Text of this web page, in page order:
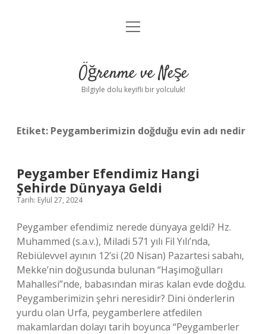
Anasayfa
Yasal Uyarı
menüyü
Öğrenme ve Neşe
Bilgiyle dolu keyifli bir yolculuk!
Etiket: Peygamberimizin doğduğu evin adı nedir
Peygamber Efendimiz Hangi
Şehirde Dünyaya Geldi
Tarih: Eylül 27, 2024
Peygamber efendimiz nerede dünyaya geldi? Hz.
Muhammed (s.a.v.), Miladi 571 yılı Fil Yılı’nda,
Rebiülevvel ayının 12’si (20 Nisan) Pazartesi sabahı,
Mekke’nin doğusunda bulunan “Haşimoğulları
Mahallesi”nde, babasından miras kalan evde doğdu.
Peygamberimizin şehri neresidir? Dini önderlerin
yurdu olan Urfa, peygamberlere atfedilen
makamlardan dolayı tarih boyunca “Peygamberler